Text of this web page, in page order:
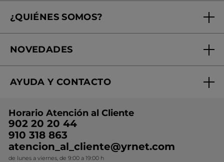
Tratamientos de Belleza
Mi club Yves Rocher
¿QUIÉNES SOMOS?
¿Quiénes somos?
Nuestros compromisos
Conviértete en Franquiciada
NOVEDADES
Rebajas
Ideas de Regalo
Colección Monoi
Novedades del mes
AYUDA Y CONTACTO
Contacto
Horario Atención al Cliente
902 20 20 44
910 318 863
atencion_al_cliente@yrnet.com
de lunes a viernes, de 9:00 a 19:00 h